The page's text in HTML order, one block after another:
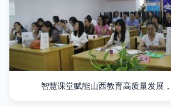
智慧课堂赋能山西教育高质量发展